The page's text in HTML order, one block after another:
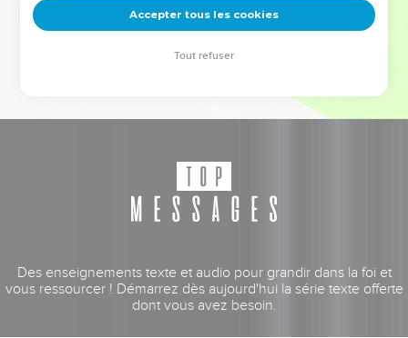
équipe, un groupe ou une famille, leur expérience est faite
pour vous.
Des enseignements texte et audio pour grandir dans la foi et
vous ressourcer ! Démarrez dès aujourd'hui la série texte offerte
dont vous avez besoin.
Accepter tous les cookies
Tout refuser